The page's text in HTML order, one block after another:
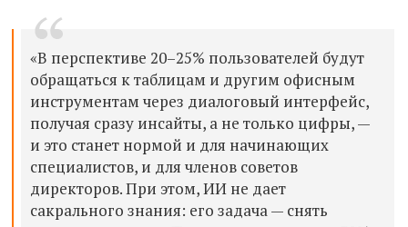
«В перспективе 20–25% пользователей будут
обращаться к таблицам и другим офисным
инструментам через диалоговый интерфейс,
получая сразу инсайты, а не только цифры, —
и это станет нормой и для начинающих
специалистов, и для членов советов
директоров. При этом, ИИ не дает
сакрального знания: его задача — снять